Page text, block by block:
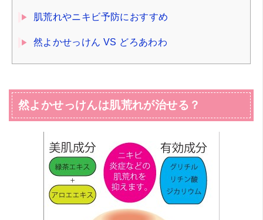
肌荒れやニキビ予防におすすめ
然よかせっけん VS どろあわわ
然よかせっけんは肌荒れが治せる？